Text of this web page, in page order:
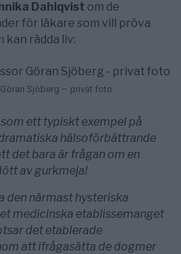
Dahlqvist om de
för läkare som vill pröva
kan rädda liv:
Sjöberg – privat foto
ett typiskt exempel på
hälsoförbättrande
det bara är frågan om en
av gurkmeja!
den närmast hysteriska
medicinska etablissemanget
det etablerade
att ifrågasätta de dogmer